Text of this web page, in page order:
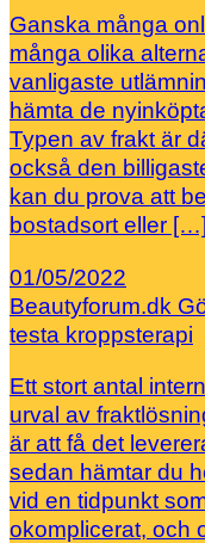
Ganska många
många olika
vanligaste
hämta de
Typen av frakt är
också den
kan du prova att
bostadsort eller […]
01/05/2022
Beautyforum.dk
testa kroppsterapi
Ett stort antal
urval av
är att få det
sedan hämtar du
vid en tidpunkt
okomplicerat, och